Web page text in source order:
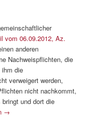
vom 06.09.2012, Az.
anderen
Nachweispflichten, die
ihm die
verweigert werden,
nicht nachkommt,
und dort die
→